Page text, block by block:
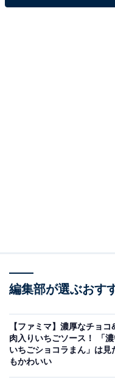
るのではないでしょう
編集部が選ぶおす
【ファミマ】濃厚なチョコ
肉入りいちごソース！ 「濃
いちごショコラまん」は見
もかわいい